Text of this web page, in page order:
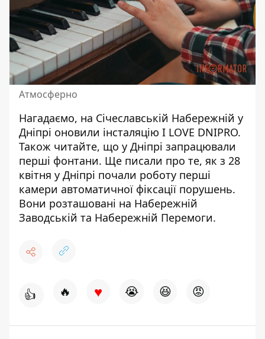
Атмосферно
Нагадаємо, на Січеславській Набережній у
Дніпрі оновили інсталяцію I LOVE DNIPRO.
Також читайте, що у Дніпрі запрацювали
перші фонтани. Ще писали про те, як з 28
квітня у Дніпрі почали роботу перші
камери автоматичної фіксації порушень.
Вони розташовані на Набережній
Заводській та Набережній Перемоги.
👍 🔥 ♥ 😭 😆 😡